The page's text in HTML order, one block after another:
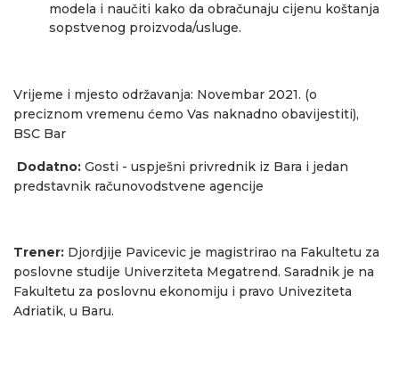
modela i naučiti kako da obračunaju cijenu koštanja
sopstvenog proizvoda/usluge.
Vrijeme i mjesto održavanja: Novembar 2021. (o
preciznom vremenu ćemo Vas naknadno obavijestiti),
BSC Bar
Dodatno: Gosti - uspješni privrednik iz Bara i jedan
predstavnik računovodstvene agencije
Trener: Djordjije Pavicevic je magistrirao na Fakultetu za
poslovne studije Univerziteta Megatrend. Saradnik je na
Fakultetu za poslovnu ekonomiju i pravo Univeziteta
Adriatik, u Baru.